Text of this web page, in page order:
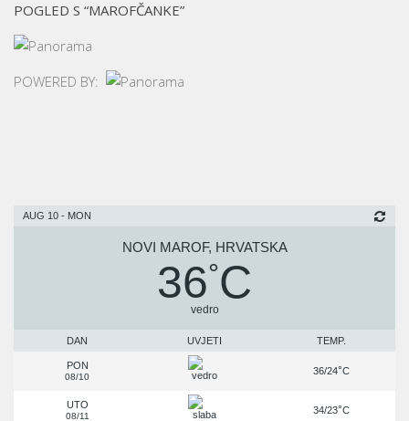
POGLED S “MAROFČANKE”
POWERED BY:
AUG 10 - MON
NOVI MAROF, HRVATSKA
36°C
vedro
DAN UVJETI TEMP.
PON
08/10
36/24°C
UTO
08/11
34/23°C